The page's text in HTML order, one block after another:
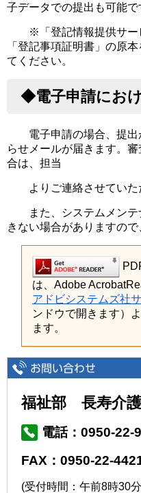
子データでの提出も可能で
※「登記情報提供サービ
「登記事項証明書」の原
てください。
◆電子申請にお
電子申請の場合、提出
らせメールが届きます。
合は、担当
よりご連絡させていた
また、システムメンテ
きない場合がありますので
は、Adobe
アドビシステムズ社
ンドウで開きます）
ます。
福祉部 長寿介
電話：0950-22-
FAX：0950-22-
(受付時間：午前8時30